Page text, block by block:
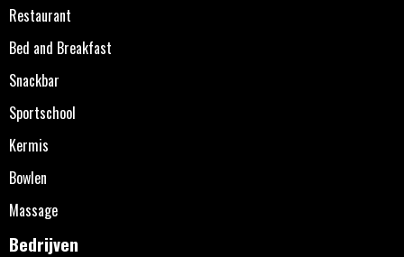
Restaurant
Bed and Breakfast
Snackbar
Sportschool
Kermis
Bowlen
Massage
Bedrijven